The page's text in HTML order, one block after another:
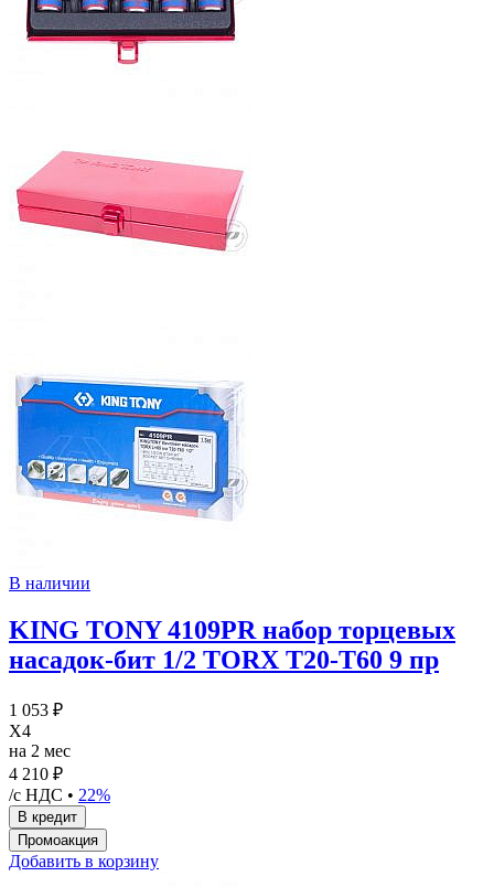
В наличии
KING TONY 4109PR набор торцевых
насадок-бит 1/2 TORX Т20-Т60 9 пр
1 053 ₽
X4
на 2 мес
4 210 ₽
/с НДС • 22%
Добавить в корзину